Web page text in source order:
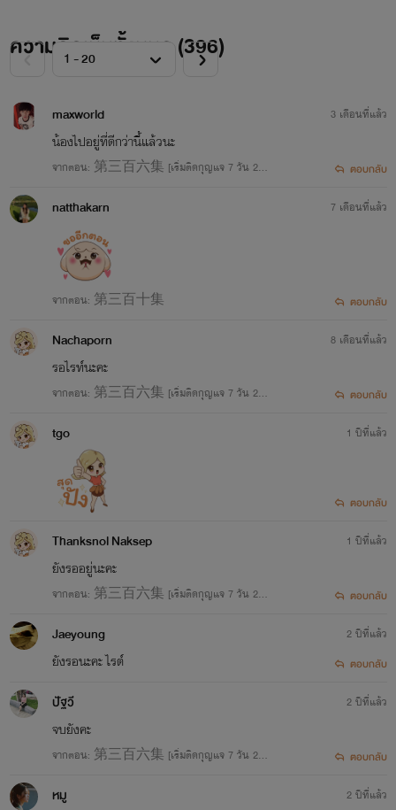
ความคิดเห็นทั้งหมด (396)
maxworld
น้องไปอยู่ที่ดีกว่านี้แล้วนะ
จากตอน: 第三百六集 [เริ่มติดกุญแจ 7 วัน 24/1
3 เดือนที่แล้ว
ตอบกลับ
natthakarn
จากตอน: 第三百十集
7 เดือนที่แล้ว
ตอบกลับ
Nachaporn
รอไรท์นะคะ
จากตอน: 第三百六集 [เริ่มติดกุญแจ 7 วัน 24/1
8 เดือนที่แล้ว
ตอบกลับ
tgo 1 ปีที่แล้ว
ตอบกลับ
Thanksnol Naksep
ยังรออยู่นะคะ
จากตอน: 第三百六集 [เริ่มติดกุญแจ 7 วัน 24/1
1 ปีที่แล้ว
ตอบกลับ
Jaeyoung
ยังรอนะคะ ไรต์
2 ปีที่แล้ว
ตอบกลับ
ปัฐวี
จบยังคะ
จากตอน: 第三百六集 [เริ่มติดกุญแจ 7 วัน 24/1
2 ปีที่แล้ว
ตอบกลับ
หมู
2 ปีที่แล้ว